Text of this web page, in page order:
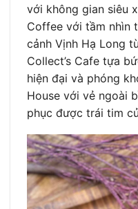
với không gian siêu
Coffee với tầm nhìn
cảnh Vịnh Hạ Long
Collect’s Cafe tựa
hiện đại và phóng
House với vẻ ngoài
phục được trái tim